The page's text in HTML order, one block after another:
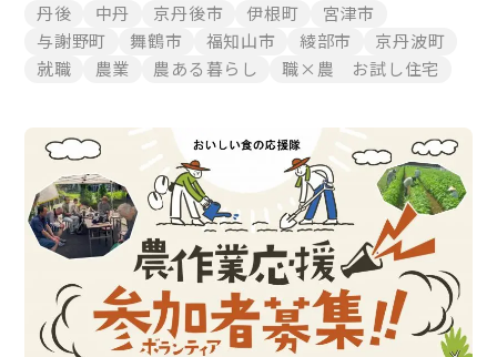
丹後
中丹 京丹後市 伊根町
宮津市
与謝野町
舞鶴市 福知山市 綾部市
京丹波町
就職
農業 農ある暮らし 職×農 お試し住宅